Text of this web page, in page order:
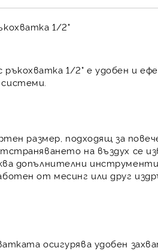
1/2"
1/2" е удобен и
размер, подходящ за
на въздух се
допълнителни инструменти.
от месинг или друг
осигурява удобен